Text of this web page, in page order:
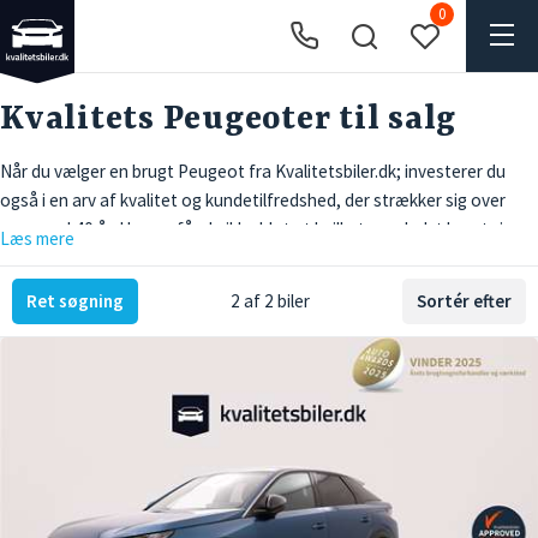
0
Kvalitets Peugeoter til salg
Når du vælger en brugt Peugeot fra Kvalitetsbiler.dk; investerer du
også i en arv af kvalitet og kundetilfredshed, der strækker sig over
mere end 40 år. Hos os får du ikke blot et hvilket som helst køretøj,
Peugeot-modeller tilbyder ikke kun en økonomisk attraktiv løsning,
men er også nøje udvalgte for deres stil og komfort, så du kan være
sikker på, at din bil er klar til at indtage vejene med elegance.
Oplev forskellen med en brugt
Når du vælger en brugt Peugeot fra Kvalitetsbiler.dk, vælger du ikke
kun en økonomisk fordelagtig løsning, men også en bil, der er kendt
Læs mere
Ret søgning 2 af 2 biler Sortér efter